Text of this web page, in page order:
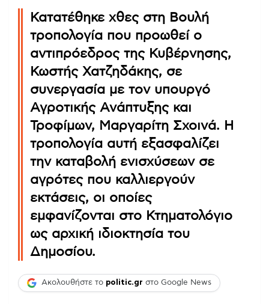
Κατατέθηκε χθες στη Βουλή
τροπολογία που προωθεί ο
αντιπρόεδρος της Κυβέρνησης,
Κωστής Χατζηδάκης, σε
συνεργασία με τον υπουργό
Αγροτικής Ανάπτυξης και
Τροφίμων, Μαργαρίτη Σχοινά. Η
τροπολογία αυτή εξασφαλίζει
την καταβολή ενισχύσεων σε
αγρότες που καλλιεργούν
εκτάσεις, οι οποίες
εμφανίζονται στο Κτηματολόγιο
ως αρχική ιδιοκτησία του
Δημοσίου.
Ακολουθήστε το politic.gr στο Google News